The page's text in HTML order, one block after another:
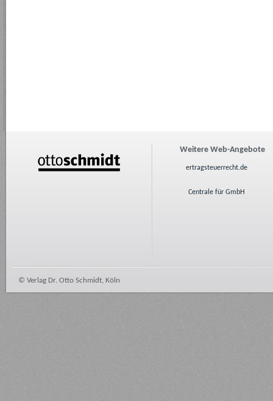
Weitere Web-Angebote
ertragsteuerrecht.de
Centrale für GmbH
© Verlag Dr. Otto Schmidt, Köln